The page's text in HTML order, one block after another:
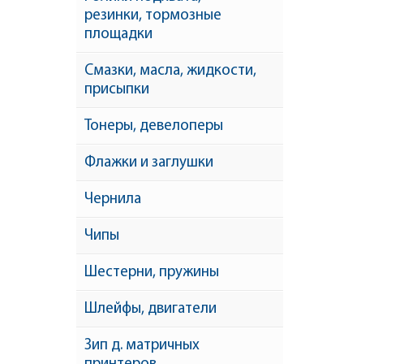
резинки, тормозные
площадки
Смазки, масла, жидкости,
присыпки
Тонеры, девелоперы
Флажки и заглушки
Чернила
Чипы
Шестерни, пружины
Шлейфы, двигатели
Зип д. матричных